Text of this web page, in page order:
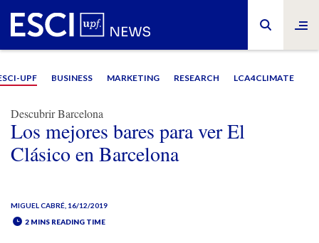
UPF BUSINESS MARKETING RESEARCH LCA4CLIMATE
Descubrir Barcelona
Los mejores bares para ver El
Clásico en Barcelona
MIGUEL CABRÉ , 16/12/2019
2 MINS READING TIME